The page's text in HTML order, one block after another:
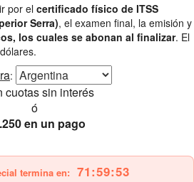
por el certificado físico de ITSS
Serra), el examen final, la emisión y
los cuales se abonan al finalizar. El
:
cuotas sin interés
ó
en un pago
termina en: 71:59:52